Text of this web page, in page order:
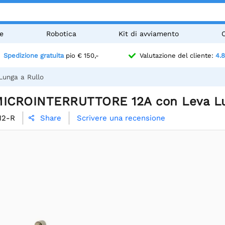
Robotica Kit di avviamento
Spedizione gratuitapio € 150,- Valutazione del cliente: 4.8
a Rullo
12A con Leva
R  Share Scrivere una recensione